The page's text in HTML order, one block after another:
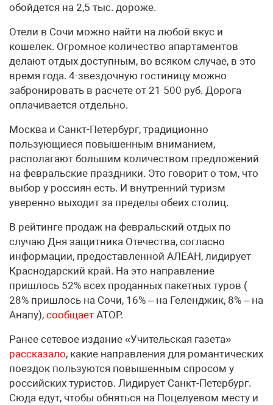
обойдется на 2,5 тыс. дороже.
Отели в Сочи можно найти на любой вкус и
кошелек. Огромное количество апартаментов
делают отдых доступным, во всяком случае, в это
время года. 4-звездочную гостиницу можно
забронировать в расчете от 21 500 руб. Дорога
оплачивается отдельно.
Москва и Санкт-Петербург, традиционно
пользующиеся повышенным вниманием,
располагают большим количеством предложений
на февральские праздники. Это говорит о том, что
выбор у россиян есть. И внутренний туризм
уверенно выходит за пределы обеих столиц.
В рейтинге продаж на февральский отдых по
случаю Дня защитника Отечества, согласно
информации, предоставленной АЛЕАН, лидирует
Краснодарский край. На это направление
пришлось 52% всех проданных пакетных туров (
28% пришлось на Сочи, 16% – на Геленджик, 8% – на
Анапу), сообщает АТОР.
Ранее сетевое издание «Учительская газета»
рассказало, какие направления для романтических
поездок пользуются повышенным спросом у
российских туристов. Лидирует Санкт-Петербург.
Сюда едут, чтобы обняться на Поцелуевом месту и